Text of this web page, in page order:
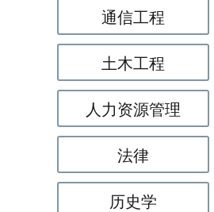
通信工程
土木工程
人力资源管理
法律
历史学